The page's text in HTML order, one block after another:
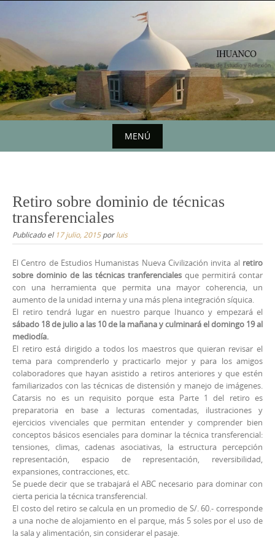
contenido
MENÚ
contenido
Retiro sobre dominio de técnicas
transferenciales
Publicado el 17 julio, 2015porluis
El Centro de Estudios Humanistas Nueva Civilización invita al retiro
sobre dominio de las técnicas tranferenciales que permitirá contar
con una herramienta que permita una mayor coherencia, un
aumento de la unidad interna y una más plena integración síquica.
El retiro tendrá lugar en nuestro parque Ihuanco y empezará el
sábado 18 de julio a las 10 de la mañana y culminará el domingo 19 al
mediodía.
El retiro está dirigido a todos los maestros que quieran revisar el
tema para comprenderlo y practicarlo mejor y para los amigos
colaboradores que hayan asistido a retiros anteriores y que estén
familiarizados con las técnicas de distensión y manejo de imágenes.
Catarsis no es un requisito porque esta Parte 1 del retiro es
preparatoria en base a lecturas comentadas, ilustraciones y
ejercicios vivenciales que permitan entender y comprender bien
conceptos básicos esenciales para dominar la técnica transferencial:
tensiones, climas, cadenas asociativas, la estructura percepción
representación, espacio de representación, reversibilidad,
expansiones, contracciones, etc.
Se puede decir que se trabajará el ABC necesario para dominar con
cierta pericia la técnica transferencial.
El costo del retiro se calcula en un promedio de S/. 60.- corresponde
a una noche de alojamiento en el parque, más 5 soles por el uso de
la sala y alimentación, sin considerar el pasaje.